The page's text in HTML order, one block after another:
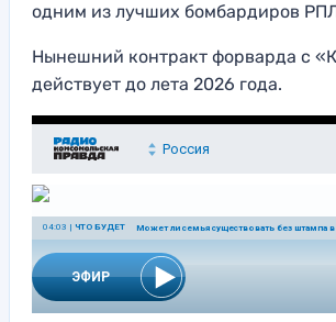
одним из лучших бомбардиров
Нынешний контракт форварда с
действует до лета 2026 года.